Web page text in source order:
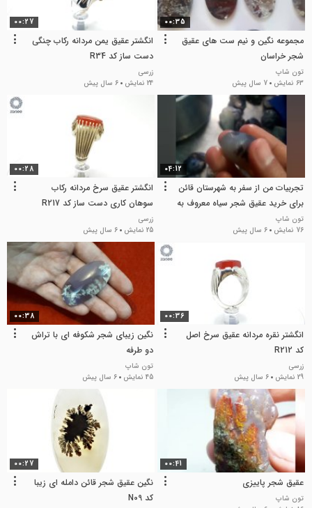
00:35
مجموعه نگین و نیم ست های عقیق
شجر خراسان
تون شاپ
63 نمایش
7 سال پیش
00:27
انگشتر عقیق یمن مردانه رکاب چنگی
دست ساز کد R34
زرسی
24 نمایش
6 سال پیش
04:12
تجربیات من از سفر به شهرستان قائن
برای خرید عقیق شجر سیاه معروف به
شجر زیرکوه
تون شاپ
76 نمایش
6 سال پیش
00:28
انگشتر عقیق سرخ مردانه رکاب
سوهان کاری دست ساز کد R217
زرسی
25 نمایش
6 سال پیش
00:36
انگشتر نقره مردانه عقیق سرخ اصل
کد R212
زرسی
29 نمایش
6 سال پیش
00:38
نگین زیبای شجر شکوفه ای با تراش
دو طرفه
تون شاپ
45 نمایش
6 سال پیش
00:41
عقیق شجر پاییزی
تون شاپ
00:27
نگین عقیق شجر قائن دامله ای زیبا
کد N09